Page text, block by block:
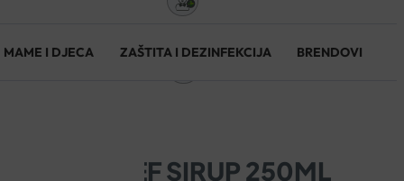
MAME I DJECA ZAŠTITA I DEZINFEKCIJA BRENDOVI
RELIEF SIRUP 250ML